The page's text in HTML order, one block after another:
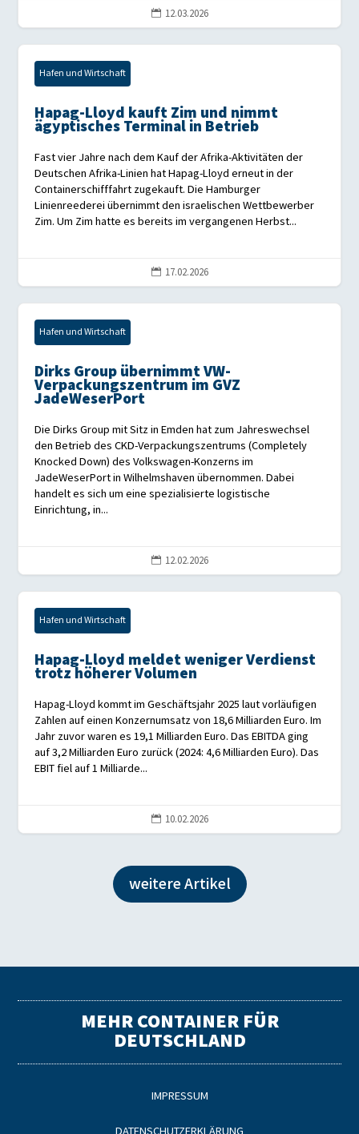
 12.03.2026
Hafen und Wirtschaft
Hapag-Lloyd kauft Zim und nimmt
ägyptisches Terminal in Betrieb
Fast vier Jahre nach dem Kauf der Afrika-Aktivitäten der
Deutschen Afrika-Linien hat Hapag-Lloyd erneut in der
Containerschifffahrt zugekauft. Die Hamburger
Linienreederei übernimmt den israelischen Wettbewerber
Zim. Um Zim hatte es bereits im vergangenen Herbst...
 17.02.2026
Hafen und Wirtschaft
Dirks Group übernimmt VW-
Verpackungszentrum im GVZ
JadeWeserPort
Die Dirks Group mit Sitz in Emden hat zum Jahreswechsel
den Betrieb des CKD-Verpackungszentrums (Completely
Knocked Down) des Volkswagen-Konzerns im
JadeWeserPort in Wilhelmshaven übernommen. Dabei
handelt es sich um eine spezialisierte logistische
Einrichtung, in...
 12.02.2026
Hafen und Wirtschaft
Hapag-Lloyd meldet weniger Verdienst
trotz höherer Volumen
Hapag-Lloyd kommt im Geschäftsjahr 2025 laut vorläufigen
Zahlen auf einen Konzernumsatz von 18,6 Milliarden Euro. Im
Jahr zuvor waren es 19,1 Milliarden Euro. Das EBITDA ging
auf 3,2 Milliarden Euro zurück (2024: 4,6 Milliarden Euro). Das
EBIT fiel auf 1 Milliarde...
 10.02.2026
weitere Artikel
MEHR CONTAINER FÜR
DEUTSCHLAND
IMPRESSUM